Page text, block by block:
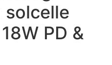
solcelle
PD &